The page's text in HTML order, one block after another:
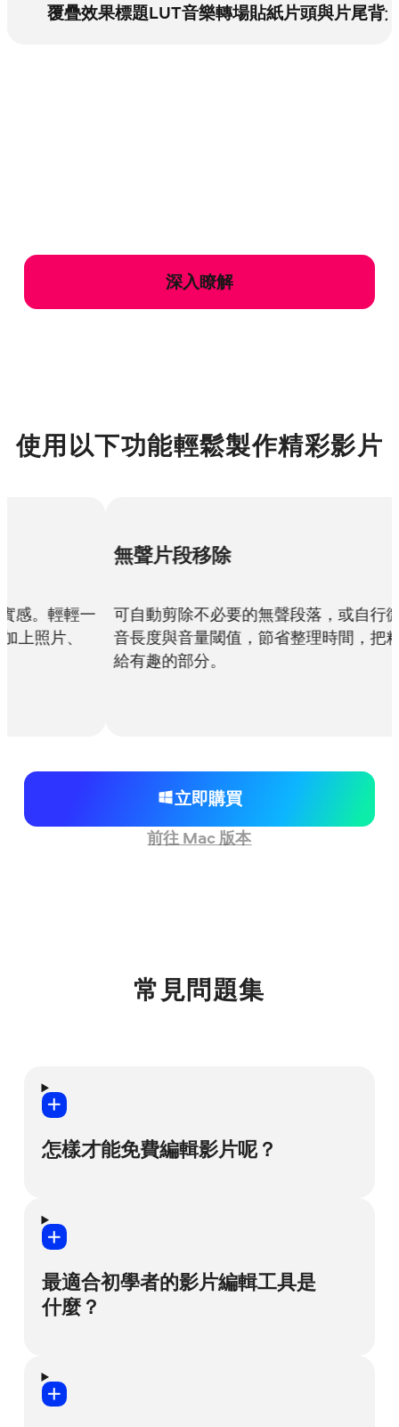
覆疊效果標題LUT音樂轉場貼紙片頭與片尾背
深入瞭解
使用以下功能輕鬆製作精彩影片
除不必要的無聲段落，或自行微調靜
音量閾值，節省整理時間，把精力留
一鍵強化您的
塵粒子、光斑
立即購買
前往 Mac 版本
常見問題集
怎樣才能免費編輯影片呢？
網際網路上有許多免費的影片編輯工具可
用。然而，完全免費的第三方軟體可能含有
惡意程式碼，可能會竊取您的個人資料與財
務資訊。
而且容易使用的 Movavi Video Editor！您可
以先免費試用這套軟體，只不過會有一些限
制，例如：輸出影片會加上 Movavi 浮水
最適合初學者的影片編輯工具是
什麼？
我們努力將軟體設計得既簡單又直觀。有時
甚至會拜託我們阿公阿嬤幫忙測試！因此，